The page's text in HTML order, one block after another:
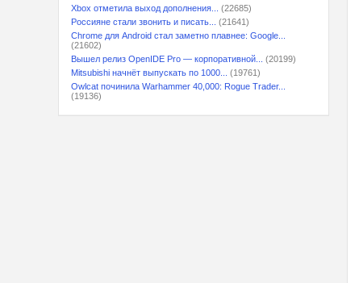
Xbox отметила выход дополнения...
(22685)
Россияне стали звонить и писать...
(21641)
Chrome для Android стал заметно плавнее: Google...
(21602)
Вышел релиз OpenIDE Pro — корпоративной...
(20199)
Mitsubishi начнёт выпускать по 1000...
(19761)
Owlcat починила Warhammer 40,000: Rogue Trader...
(19136)